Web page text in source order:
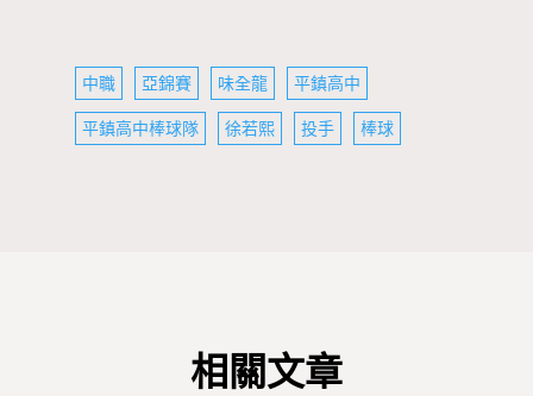
中職 亞錦賽 味全龍 平鎮高中
平鎮高中棒球隊 徐若熙 投手 棒球
相關文章